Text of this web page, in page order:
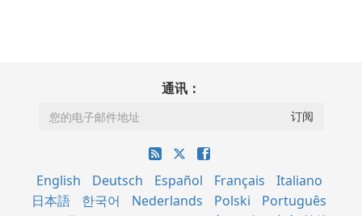
通讯：
English Deutsch Español Français
Italiano
日本語
한국어 Nederlands Polski
Português